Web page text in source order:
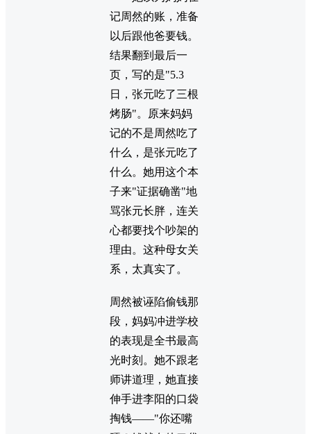
记周然的账，准备
以后跟他爸要钱。
结果翻到最后一
页，写的是"5.3
日，张元吃了三根
烤肠"。原来妈妈
记的不是周然吃了
什么，是张元吃了
什么。她用这个本
子来"证据确凿"地
骂张元长胖，连关
心都要找个吵架的
理由。这种母女关
系，太真实了。
周然被诬陷偷钱那
段，妈妈冲进学校
的表现是全书最高
光时刻。她不跟老
师讲道理，她直接
伸手进李阳的口袋
掏钱——"你还嘴